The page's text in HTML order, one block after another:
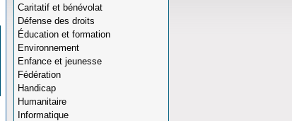
Caritatif et bénévolat
Défense des droits
Éducation et formation
Environnement
Enfance et jeunesse
Fédération
Handicap
Humanitaire
Informatique